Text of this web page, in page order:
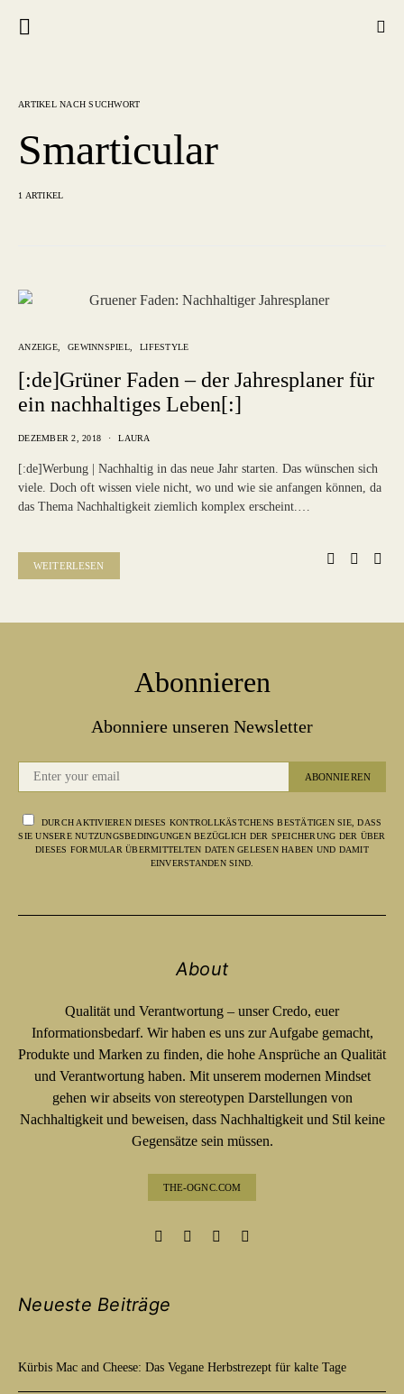
ARTIKEL NACH SUCHWORT
Smarticular
1 ARTIKEL
ANZEIGE GEWINNSPIEL LIFESTYLE
[:de]Grüner Faden – der Jahresplaner für
ein nachhaltiges Leben[:]
DEZEMBER 2, 2018 LAURA
[:de]Werbung | Nachhaltig in das neue Jahr starten. Das wünschen sich
viele. Doch oft wissen viele nicht, wo und wie sie anfangen können, da
das Thema Nachhaltigkeit ziemlich komplex erscheint.…
WEITERLESEN
Abonnieren
Abonniere unseren Newsletter
ABONNIEREN
DURCH AKTIVIEREN DIESES KONTROLLKÄSTCHENS BESTÄTIGEN SIE, DASS
SIE UNSERE NUTZUNGSBEDINGUNGEN BEZÜGLICH DER SPEICHERUNG DER ÜBER
DIESES FORMULAR ÜBERMITTELTEN DATEN GELESEN HABEN UND DAMIT
EINVERSTANDEN SIND.
About
Qualität und Verantwortung – unser Credo, euer
Informationsbedarf. Wir haben es uns zur Aufgabe gemacht,
Produkte und Marken zu finden, die hohe Ansprüche an Qualität
und Verantwortung haben. Mit unserem modernen Mindset
gehen wir abseits von stereotypen Darstellungen von
Nachhaltigkeit und beweisen, dass Nachhaltigkeit und Stil keine
Gegensätze sein müssen.
THE-OGNC.COM
Neueste Beiträge
Kürbis Mac and Cheese: Das Vegane Herbstrezept für kalte Tage